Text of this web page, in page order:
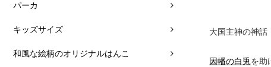
パーカ
キッズサイズ
和風な絵柄のオリジナルはんこ
大国主神の神話
因幡の白兎を助